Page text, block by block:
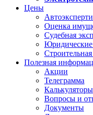
Цены
Оценка
Судебная
Юридические
Строительная
Полезная
Акции
Телеграмма
Калькуляторы
Вопросы и
Документы